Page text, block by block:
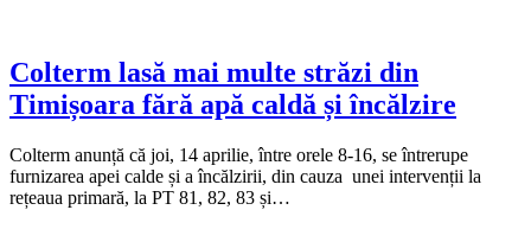
Colterm lasă mai multe străzi din
Timișoara fără apă caldă și încălzire
Colterm anunță că joi, 14 aprilie, între orele 8-16, se întrerupe
furnizarea apei calde și a încălzirii, din cauza unei intervenții la
rețeaua primară, la PT 81, 82, 83 și…